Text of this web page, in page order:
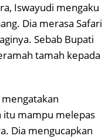
Iswayudi mengaku
Dia merasa Safari
Sebab Bupati
tamah kepada
itu mampu melepas
Dia mengucapkan